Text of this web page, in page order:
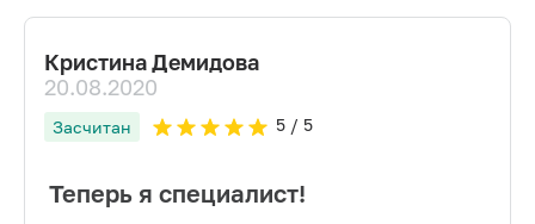
Кристина Демидова
20.08.2020
Засчитан 5/ 5
Теперь я специалист!